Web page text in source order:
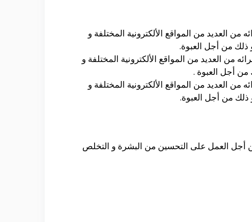
العديد من المواقع الألكترونية المختلفة و
العديد من المواقع الألكترونية المختلفة و
العديد من المواقع الألكترونية المختلفة و
أجل العمل على التحسين من البشرة و التخلص